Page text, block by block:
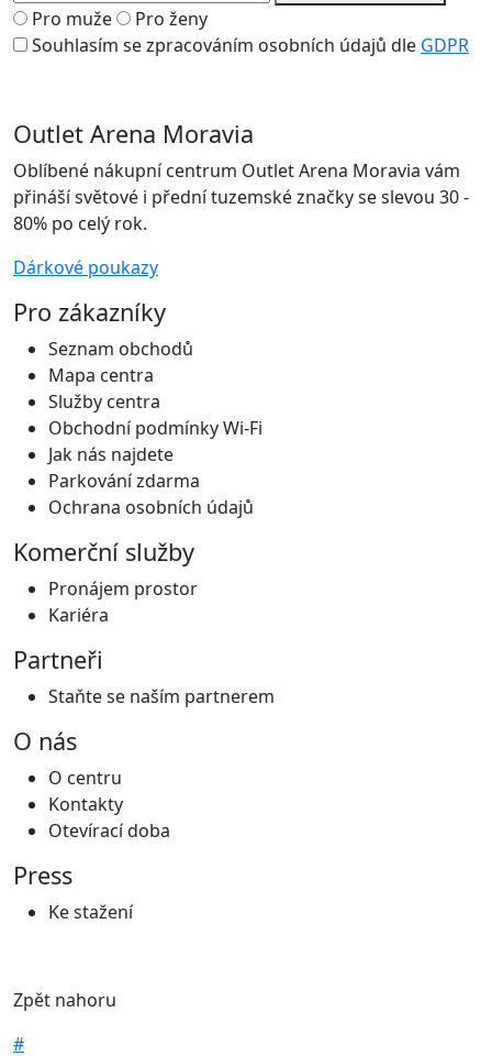
Pro muže
Pro ženy
Souhlasím se zpracováním osobních údajů dle GDPR
Outlet Arena Moravia
Oblíbené nákupní centrum Outlet Arena Moravia vám
přináší světové i přední tuzemské značky se slevou 30 -
80% po celý rok.
Dárkové poukazy
Pro zákazníky
Seznam obchodů
Mapa centra
Služby centra
Obchodní podmínky Wi-Fi
Jak nás najdete
Parkování zdarma
Ochrana osobních údajů
Komerční služby
Pronájem prostor
Kariéra
Partneři
Staňte se naším partnerem
O nás
O centru
Kontakty
Otevírací doba
Press
Ke stažení
Zpět nahoru
#